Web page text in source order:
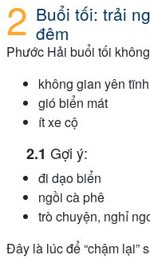
Buổi tối: trải
đêm
Phước Hải buổi tối
không gian yên tĩnh
gió biển mát
ít xe cộ
Gợi ý:
đi dạo biển
ngồi cà phê
trò chuyện, nghỉ
Đây là lúc để “chậm lại”